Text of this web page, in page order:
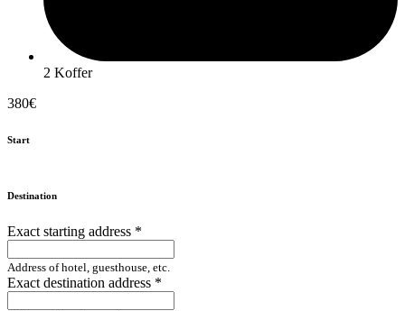
2 Koffer
380€
Start
Destination
Exact starting address *
Address of hotel, guesthouse, etc.
Exact destination address *